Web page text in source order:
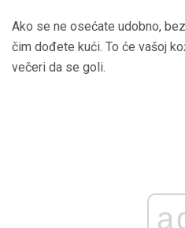
Ako se ne osećate udobno,
čim dođete kući. To će vašoj
večeri da se goli.